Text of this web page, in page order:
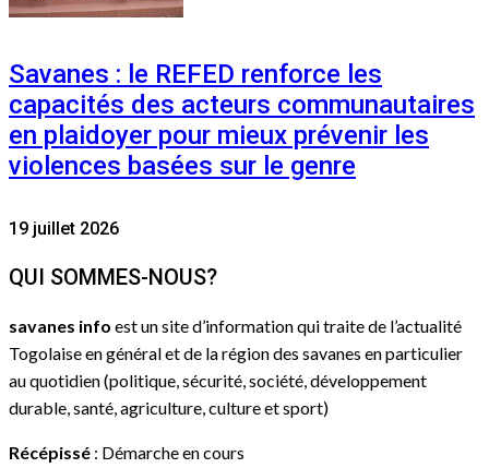
Savanes : le REFED renforce les
capacités des acteurs communautaires
en plaidoyer pour mieux prévenir les
violences basées sur le genre
19 juillet 2026
QUI SOMMES-NOUS?
savanes info est un site d’information qui traite de l’actualité
Togolaise en général et de la région des savanes en particulier
au quotidien (politique, sécurité, société, développement
durable, santé, agriculture, culture et sport)
Récépissé : Démarche en cours